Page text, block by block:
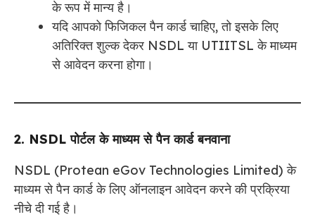
के रूप में मान्य है।
यदि आपको फिजिकल पैन कार्ड चाहिए, तो इसके लिए
अतिरिक्त शुल्क देकर NSDL या UTIITSL के माध्यम
से आवेदन करना होगा।
2. NSDL पोर्टल के माध्यम से पैन कार्ड बनवाना
NSDL (Protean eGov Technologies Limited) के
माध्यम से पैन कार्ड के लिए ऑनलाइन आवेदन करने की प्रक्रिया
नीचे दी गई है।